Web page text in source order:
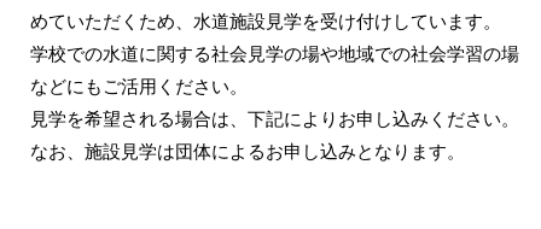
めていただくため、水道施設見学を受け付けしています。
学校での水道に関する社会見学の場や地域での社会学習の場
などにもご活用ください。
見学を希望される場合は、下記によりお申し込みください。
なお、施設見学は団体によるお申し込みとなります。